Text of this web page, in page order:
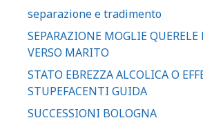
separazione e tradimento
SEPARAZIONE MOGLIE QUERELE
VERSO MARITO
STATO EBREZZA ALCOLICA O
STUPEFACENTI GUIDA
SUCCESSIONI BOLOGNA